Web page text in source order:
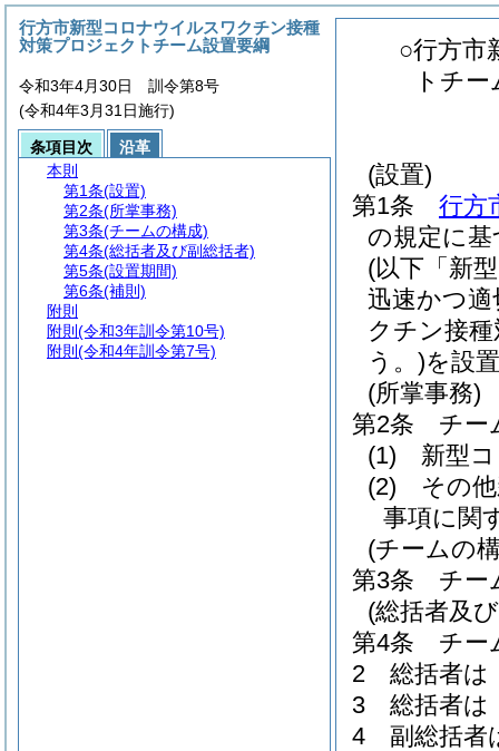
○行方市
トチ
(設置)
第1条
行方
の規定に
(以下「新
迅速かつ
クチン接
う。)を設
(所掌事務)
第2条
チー
(1)
新型
(2)
その
事項に関
(チームの
第3条
チー
(総括者及
第4条
チー
2
総括者は
3
総括者は
4
副総括者
行方市新型コロナウイルスワクチン接種
対策プロジェクトチーム設置要綱
令和3年4月30日 訓令第8号
(令和4年3月31日施行)
条項目次
沿革
本則
第1条(設置)
第2条(所掌事務)
第3条(チームの構成)
第4条(総括者及び副総括者)
第5条(設置期間)
第6条(補則)
附則
附則 (令和3年訓令第10号)
附則 (令和4年訓令第7号)